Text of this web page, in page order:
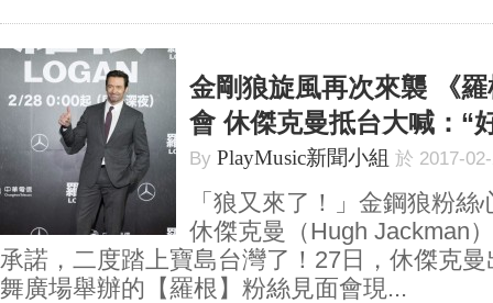
金剛狼旋風再次來襲 《
會 休傑克曼抵台大喊：“
By PlayMusic新聞小組 於 2017-
「狼又來了！」金鋼狼粉
休傑克曼（Hugh Jackman
承諾，二度踏上寶島台灣了！27日，休傑克
舞廣場舉辦的【羅根】粉絲見面會現...